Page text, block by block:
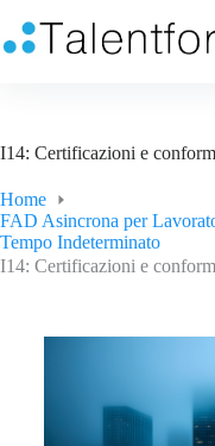
I14: Certificazioni e
Home
FAD Asincrona per
Tempo Indeterminato
I14: Certificazioni e